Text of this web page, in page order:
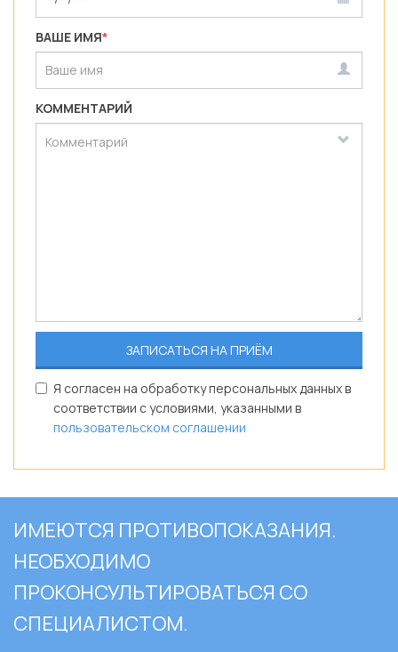
ВАШЕ ИМЯ*
КОММЕНТАРИЙ
Я согласен на обработку персональных данных в
соответствии с условиями, указанными в
пользовательском соглашении
ИМЕЮТСЯ ПРОТИВОПОКАЗАНИЯ.
НЕОБХОДИМО
ПРОКОНСУЛЬТИРОВАТЬСЯ СО
СПЕЦИАЛИСТОМ.